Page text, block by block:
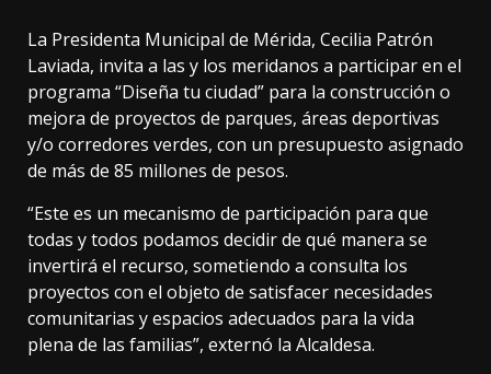
La Presidenta Municipal de Mérida, Cecilia Patrón
Laviada, invita a las y los meridanos a participar en el
programa “Diseña tu ciudad” para la construcción o
mejora de proyectos de parques, áreas deportivas
y/o corredores verdes, con un presupuesto asignado
de más de 85 millones de pesos.
“Este es un mecanismo de participación para que
todas y todos podamos decidir de qué manera se
invertirá el recurso, sometiendo a consulta los
proyectos con el objeto de satisfacer necesidades
comunitarias y espacios adecuados para la vida
plena de las familias”, externó la Alcaldesa.